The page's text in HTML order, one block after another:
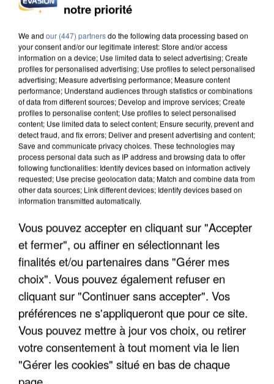
INCENDIES : L’ÎLE-DE-FRANCE LANCE UN ÉLAN
APRÈS TOUTES CES CANICULES, LES REFUGES
DE FAUNE SAUVAGE SONT...
notre priorité
We and our (447) partnersdo the following data processing based on
your consent and/or our legitimate interest: Store and/or access
information on a device; Use limited data to select advertising; Create
profiles for personalised advertising; Use profiles to select personalised
advertising; Measure advertising performance; Measure content
performance; Understand audiences through statistics or combinations
of data from different sources; Develop and improve services; Create
profiles to personalise content; Use profiles to select personalised
content; Use limited data to select content; Ensure security, prevent and
detect fraud, and fix errors; Deliver and present advertising and content;
Save and communicate privacy choices. These technologies may
process personal data such as IP address and browsing data to offer
following functionalities: Identify devices based on information actively
requested; Use precise geolocation data; Match and combine data from
other data sources; Link different devices; Identify devices based on
information transmitted automatically.
Vous pouvez accepter en cliquant sur "Accepter
et fermer", ou affiner en sélectionnant les
finalités et/ou partenaires dans "Gérer mes
choix". Vous pouvez également refuser en
cliquant sur "Continuer sans accepter". Vos
préférences ne s'appliqueront que pour ce site.
Vous pouvez mettre à jour vos choix, ou retirer
votre consentement à tout moment via le lien
"Gérer les cookies" situé en bas de chaque